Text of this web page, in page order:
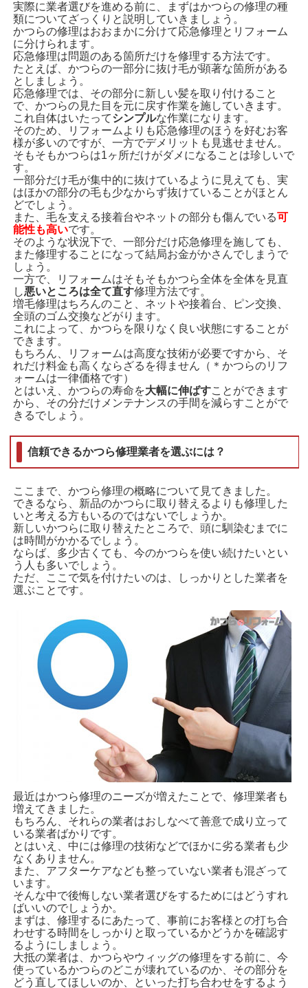
実際に業者選びを進める前に、まずはかつらの修理の種
類についてざっくりと説明していきましょう。
かつらの修理はおおまかに分けて応急修理とリフォーム
に分けられます。
応急修理は問題のある箇所だけを修理する方法です。
たとえば、かつらの一部分に抜け毛が顕著な箇所がある
としましょう。
応急修理では、その部分に新しい髪を取り付けること
で、かつらの見た目を元に戻す作業を施していきます。
これ自体はいたってシンプルな作業になります。
そのため、リフォームよりも応急修理のほうを好むお客
様が多いのですが、一方でデメリットも見逃せません。
そもそもかつらは1ヶ所だけがダメになることは珍しいで
す。
一部分だけ毛が集中的に抜けているように見えても、実
はほかの部分の毛も少なからず抜けていることがほとん
どでしょう。
また、毛を支える接着台やネットの部分も傷んでいる可
能性も高いです。
そのような状況下で、一部分だけ応急修理を施しても、
また修理することになって結局お金がかさんでしまうで
しょう。
一方で、リフォームはそもそもかつら全体を全体を見直
し悪いところは全て直す修理方法です。
増毛修理はちろんのこと、ネットや接着台、ピン交換、
全頭のゴム交換などがります。
これによって、かつらを限りなく良い状態にすることが
できます。
もちろん、リフォームは高度な技術が必要ですから、そ
れだけ料金も高くならざるを得ません（＊かつらのリフ
ォームは一律価格です）
とはいえ、かつらの寿命を大幅に伸ばすことができます
から、その分だけメンテナンスの手間を減らすことがで
きるでしょう。
信頼できるかつら修理業者を選ぶには？
ここまで、かつら修理の概略について見てきました。
できるなら、新品のかつらに取り替えるよりも修理した
いと考える方もいるのではないでしょうか。
新しいかつらに取り替えたところで、頭に馴染むまでに
は時間がかかるでしょう。
ならば、多少古くても、今のかつらを使い続けたいとい
う人も多いでしょう。
ただ、ここで気を付けたいのは、しっかりとした業者を
選ぶことです。
最近はかつら修理のニーズが増えたことで、修理業者も
増えてきました。
もちろん、それらの業者はおしなべて善意で成り立って
いる業者ばかりです。
とはいえ、中には修理の技術などでほかに劣る業者も少
なくありません。
また、アフターケアなども整っていない業者も混ざって
います。
そんな中で後悔しない業者選びをするためにはどうすれ
ばいいのでしょうか。
まずは、修理するにあたって、事前にお客様との打ち合
わせする時間をしっかりと取っているかどうかを確認す
るようにしましょう。
大抵の業者は、かつらやウィッグの修理をする前に、今
使っているかつらのどこが壊れているのか、その部分を
どう直してほしいのか、といった打ち合わせをするよう